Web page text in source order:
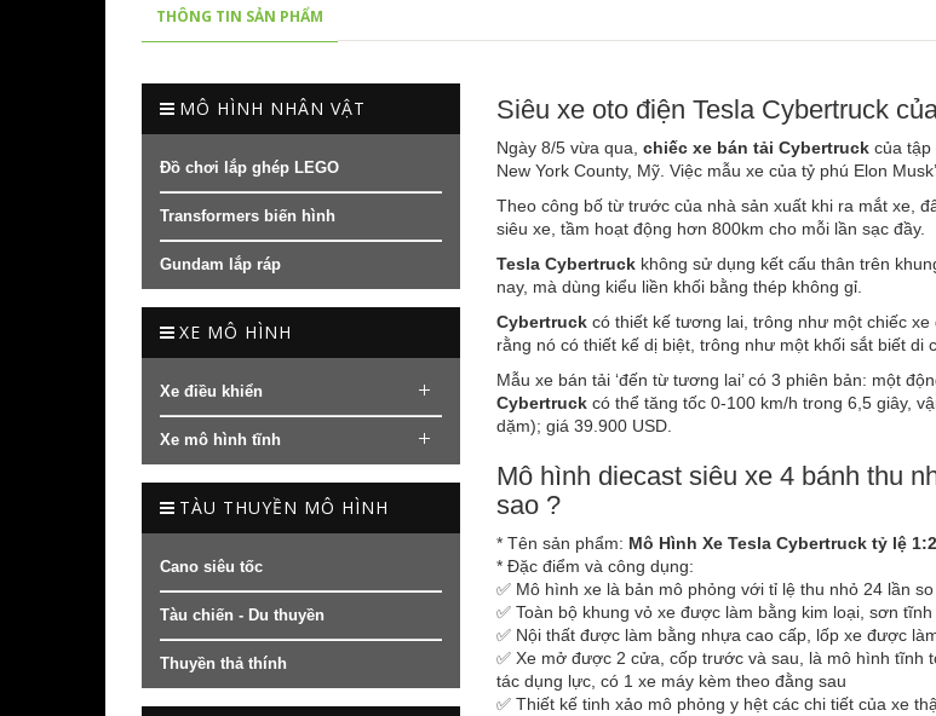
THÔNG TIN SẢN PHẨM
MÔ HÌNH NHÂN VẬT
Đồ chơi lắp ghép LEGO
Transformers biến hình
Gundam lắp ráp
XE MÔ HÌNH
Xe điều khiển
Xe mô hình tĩnh
TÀU THUYỀN MÔ HÌNH
Cano siêu tốc
Tàu chiến - Du thuyền
Thuyền thả thính
Siêu xe oto điện Tesla Cybertruck
Ngày 8/5 vừa qua, chiếc xe bán tải Cybertruckcủa tập
New York County, Mỹ. Việc mẫu xe của tỷ phú Elon
Theo công bố từ trước của nhà sản xuất khi ra mắt xe,
siêu xe, tầm hoạt động hơn 800km cho mỗi lần sạc đầy.
Tesla Cybertruck không sử dụng kết cấu thân trên
nay, mà dùng kiểu liền khối bằng thép không gỉ.
Cybertruckcó thiết kế tương lai, trông như một chiếc
rằng nó có thiết kế dị biệt, trông như một khối sắt biết di
Mẫu xe bán tải ‘đến từ tương lai’ có 3 phiên bản: một
Cybertruckcó thể tăng tốc 0-100 km/h trong 6,5 giây,
dặm); giá 39.900 USD.
Mô hình diecast siêu xe 4 bánh thu
sao ?
* Tên sản phẩm: Mô Hình Xe Tesla Cybertruck tỷ lệ
* Đặc điểm và công dụng:
✅ Mô hình xe là bản mô phỏng với tỉ lệ thu nhỏ 24 lần
✅ Toàn bộ khung vỏ xe được làm bằng kim loại, sơn
✅ Nội thất được làm bằng nhựa cao cấp, lốp xe được
✅ Xe mở được 2 cửa, cốp trước và sau, là mô hình tĩnh
tác dụng lực, có 1 xe máy kèm theo đằng sau
✅ Thiết kế tinh xảo mô phỏng y hệt các chi tiết của xe